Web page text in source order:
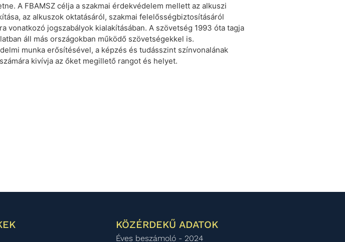
A FBAMSZ célja a szakmai érdekvédelem mellett az alkuszi
az alkuszok oktatásáról, szakmai felelősségbiztosításáról
jogszabályok kialakításában. A szövetség 1993 óta tagja
áll más országokban működő szövetségekkel is.
munka erősítésével, a képzés és tudásszint színvonalának
kivívja az őket megillető rangot és helyet.
KÖZÉRDEKŰ ADATOK
Éves beszámoló - 2024